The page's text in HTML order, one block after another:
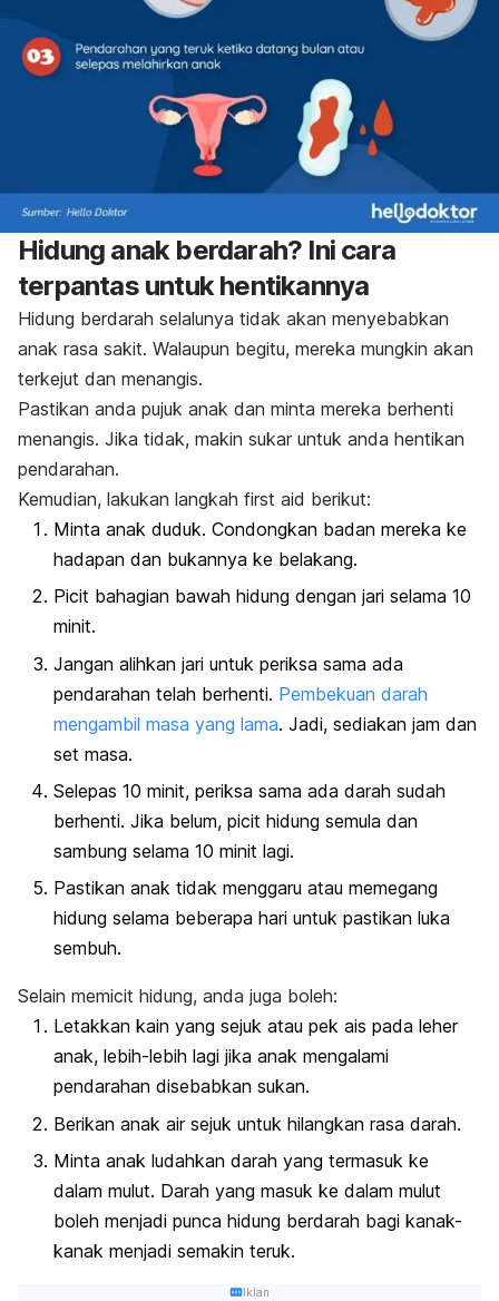
Hidung anak berdarah? Ini cara
terpantas untuk hentikannya
Hidung berdarah selalunya tidak akan menyebabkan
anak rasa sakit. Walaupun begitu, mereka mungkin akan
terkejut dan menangis.
Pastikan anda pujuk anak dan minta mereka berhenti
menangis. Jika tidak, makin sukar untuk anda hentikan
pendarahan.
Kemudian, lakukan langkah first aid berikut:
Minta anak duduk. Condongkan badan mereka ke
hadapan dan bukannya ke belakang.
Picit bahagian bawah hidung dengan jari selama 10
minit.
Jangan alihkan jari untuk periksa sama ada
pendarahan telah berhenti. Pembekuan darah
mengambil masa yang lama. Jadi, sediakan jam dan
set masa.
Selepas 10 minit, periksa sama ada darah sudah
berhenti. Jika belum, picit hidung semula dan
sambung selama 10 minit lagi.
Pastikan anak tidak menggaru atau memegang
hidung selama beberapa hari untuk pastikan luka
sembuh.
Selain memicit hidung, anda juga boleh:
Letakkan kain yang sejuk atau pek ais pada leher
anak, lebih-lebih lagi jika anak mengalami
pendarahan disebabkan sukan.
Berikan anak air sejuk untuk hilangkan rasa darah.
Minta anak ludahkan darah yang termasuk ke
dalam mulut. Darah yang masuk ke dalam mulut
boleh menjadi punca hidung berdarah bagi kanak-
kanak menjadi semakin teruk.
Iklan